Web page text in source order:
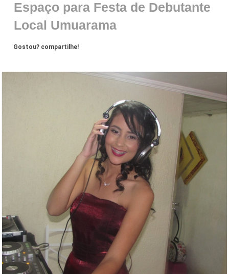
Espaço para Festa de Debutante
Local Umuarama
Gostou? compartilhe!